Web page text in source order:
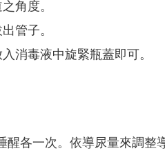
角度。
管子。
消毒液中旋緊瓶蓋即可。
各一次。依導尿量來調整